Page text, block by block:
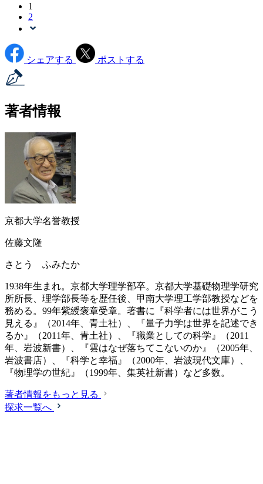
1
2
シェアする ポストする
著者情報
京都大学名誉教授
佐藤文隆
さとう ふみたか
1938年生まれ。京都大学理学部卒。京都大学基礎物理学研究
所所長、理学部長等を歴任後、甲南大学理工学部教授などを
務める。99年紫綬褒章受章。著書に『科学者には世界がこう
見える』（2014年、青土社）、『量子力学は世界を記述でき
るか』（2011年、青土社）、『職業としての科学』（2011
年、岩波新書）、『雲はなぜ落ちてこないのか』（2005年、
岩波書店）、『科学と幸福』（2000年、岩波現代文庫）、
『物理学の世紀』（1999年、集英社新書）など多数。
著者情報をもっと見る
探求一覧へ